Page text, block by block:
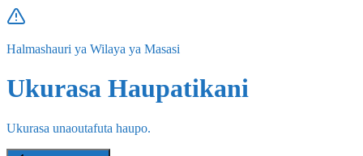
Halmashauri ya Wilaya ya Masasi
Ukurasa Haupatikani
Ukurasa unaoutafuta haupo.